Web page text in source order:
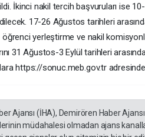
İkinci nakil tercih başvuruları ise
17-26 Ağustos tarihleri
yerleştirme ve nakil
31 Ağustos-3 Eylül tarihleri
https://sonuc.meb.gov.tr
Ajansı (İHA), Demirören Haber
müdahalesi olmadan ajans